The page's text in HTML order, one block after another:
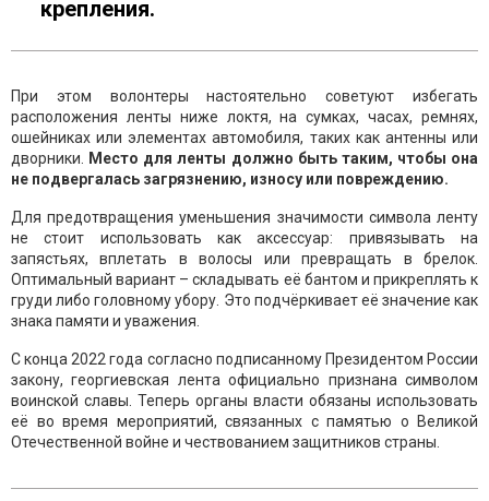
крепления.
При этом волонтеры настоятельно советуют избегать
расположения ленты ниже локтя, на сумках, часах, ремнях,
ошейниках или элементах автомобиля, таких как антенны или
дворники.
Место для ленты должно быть таким, чтобы она
не подвергалась загрязнению, износу или повреждению.
Для предотвращения уменьшения значимости символа ленту
не стоит использовать как аксессуар: привязывать на
запястьях, вплетать в волосы или превращать в брелок.
Оптимальный вариант – складывать её бантом и прикреплять к
груди либо головному убору. Это подчёркивает её значение как
знака памяти и уважения.
С конца 2022 года согласно подписанному Президентом России
закону, георгиевская лента официально признана символом
воинской славы. Теперь органы власти обязаны использовать
её во время мероприятий, связанных с памятью о Великой
Отечественной войне и чествованием защитников страны.